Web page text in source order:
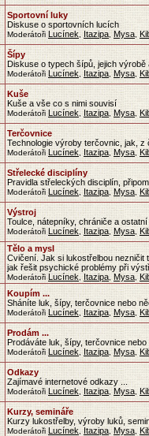
Sportovní luky
Diskuse o sportovních lucích
Moderátoři Lucínek Itazipa Mysa
Šípy
Diskuse o typech šípů, jejich
Moderátoři Lucínek Itazipa Mysa
Kuše
Kuše a vše co s nimi souvisí
Moderátoři Lucínek Itazipa Mysa
Terčovnice
Technologie výroby terčovnic, jak, z
Moderátoři Lucínek Itazipa Mysa
Střelecké disciplíny
Pravidla střeleckých disciplín,
Moderátoři Lucínek Itazipa Mysa
Výstroj
Toulce, nátepníky, chrániče a
Moderátoři Lucínek Itazipa Mysa
Tělo a mysl
Cvičení. Jak si lukostřelbou nezničit
jak řešit psychické problémy při
ModerátořiLucínek ,Itazipa Mysa
Koupím ...
Sháníte luk, šípy, terčovnice nebo
Moderátoři Lucínek Itazipa Mysa
Prodám ...
Prodáváte luk, šípy, terčovnice
Moderátoři Lucínek Itazipa Mysa
Odkazy
Zajímavé internetové odkazy ...
Moderátoři Lucínek Itazipa Mysa
Kurzy, semináře
Kurzy lukostřelby, výroby luků,
Moderátoři Lucínek Itazipa Mysa